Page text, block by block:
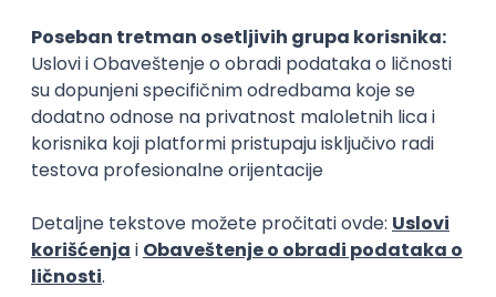
Web programer
IT
Programer
IT